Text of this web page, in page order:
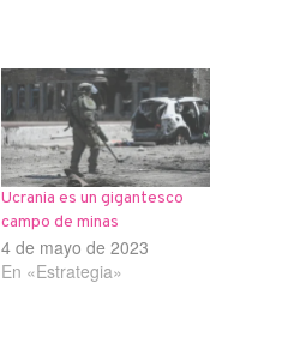
Ucrania es un gigantesco
campo de minas
4 de mayo de 2023
En «Estrategia»